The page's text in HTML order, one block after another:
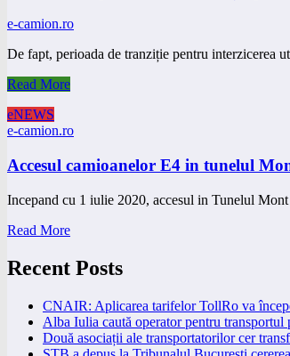
e-camion.ro
De fapt, perioada de tranziție pentru
Read More
eNEWS
e-camion.ro
Accesul camioanelor E4 in tunelul
Incepand cu 1 iulie 2020, accesul in Tunelul
Read More
Recent Posts
CNAIR: Aplicarea tarifelor TollRo va
Alba Iulia caută operator pentru transportul
Două asociații ale transportatorilor cer